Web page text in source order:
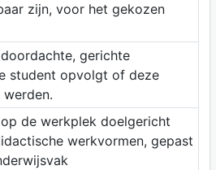
zijn, voor het gekozen
gerichte
student opvolgt of deze
de werkplek doelgericht
werkvormen, gepast